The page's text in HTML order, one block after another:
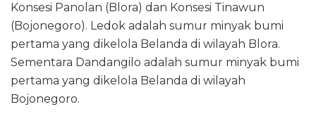
Konsesi Panolan (Blora) dan Konsesi Tinawun
(Bojonegoro). Ledok adalah sumur minyak bumi
pertama yang dikelola Belanda di wilayah Blora.
Sementara Dandangilo adalah sumur minyak bumi
pertama yang dikelola Belanda di wilayah
Bojonegoro.